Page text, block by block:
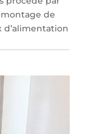
de
d’alimentation